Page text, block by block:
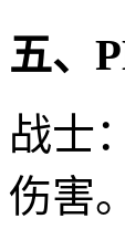
五、
战士
伤害。